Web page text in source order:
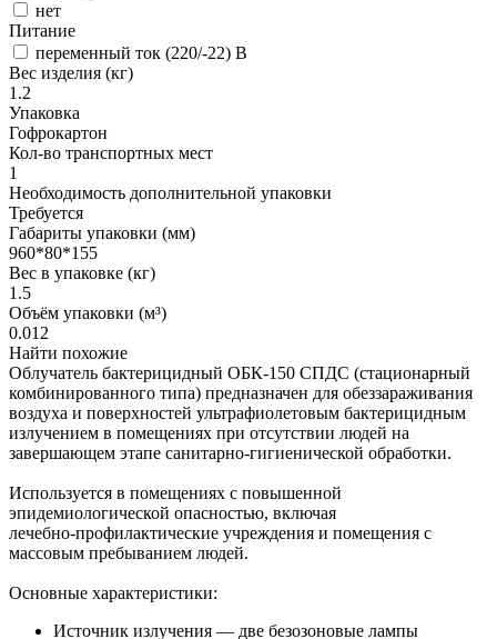
нет
Питание
переменный ток (220/-22) В
Вес изделия (кг)
1.2
Упаковка
Гофрокартон
Кол-во транспортных мест
1
Необходимость дополнительной упаковки
Требуется
Габариты упаковки (мм)
960*80*155
Вес в упаковке (кг)
1.5
Объём упаковки (м³)
0.012
Найти похожие
Облучатель бактерицидный ОБК-150 СПДС (стационарный
комбинированного типа) предназначен для обеззараживания
воздуха и поверхностей ультрафиолетовым бактерицидным
излучением в помещениях при отсутствии людей на
завершающем этапе санитарно‑гигиенической обработки.
Используется в помещениях с повышенной
эпидемиологической опасностью, включая
лечебно‑профилактические учреждения и помещения с
массовым пребыванием людей.
Основные характеристики:
Источник излучения — две безозоновые лампы